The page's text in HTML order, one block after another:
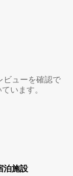
ビューを確認で
います。
泊⁠施⁠設